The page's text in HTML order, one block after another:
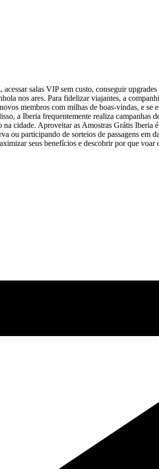
salas VIP sem custo, conseguir
nos ares. Para fidelizar viajantes, a
membros com milhas de boas-vindas, e se
a Iberia frequentemente realiza
cidade. Aproveitar as Amostras Grátis Iberia
participando de sorteios de passagens em
seus benefícios e descobrir por que